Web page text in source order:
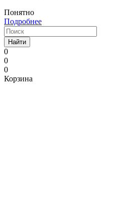
Понятно
Подробнее
Найти
0
0
0
Корзина